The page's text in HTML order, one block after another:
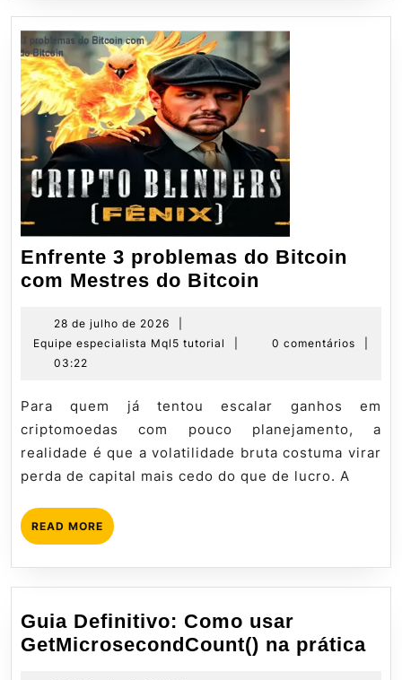
Enfrente 3 problemas do Bitcoin
com Mestres do Bitcoin
do
Mestres
do
Bitcoin
28 de julho de 2026
28
de
2026
Equipe especialista Mql5 tutorial
Equipe
tutorial
0 comentários
03:22
Para quem já tentou escalar ganhos em
criptomoedas com pouco planejamento, a
realidade é que a volatilidade bruta costuma virar
perda de capital mais cedo do que de lucro. A
READ MORE READ
MORE
Guia Definitivo: Como usar
GetMicrosecondCount() na prática